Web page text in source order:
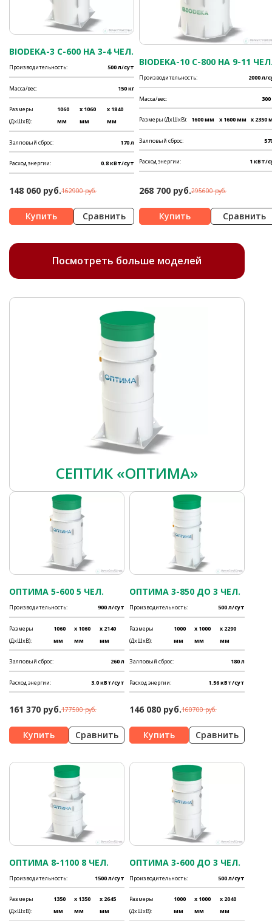
BIODEKA-3 C-600 НА 3-4 ЧЕЛ.
Производительность: 500 л/сут
Масса/вес: 150 кг
Размеры
(ДхШхВ):
1060
мм
x 1060
мм
x 1840
мм
Залповый сброс: 170 л
Расход энергии: 0.8 кВт/сут
148 060 руб.162900 руб.
Сравнить
BIODEKA-10 C-800 НА 9-11
Производительность: 2000 л/
Масса/вес: 300
Размеры (ДхШхВ): 1600 мм x 1600 мм x 2350
Залповый сброс:
Расход энергии: 1 кВт/
268 700 руб.295600 руб.
Сравнить
Посмотреть больше моделей
СЕПТИК «ОПТИМА»
ОПТИМА 5-600 5 ЧЕЛ.
Производительность: 900 л/сут
Размеры
(ДхШхВ):
1060
мм
x 1060
мм
x 2140
мм
Залповый сброс: 260 л
Расход энергии: 3.0 кВт/сут
161 370 руб.177500 руб.
Сравнить
ОПТИМА 3-850 ДО 3 ЧЕЛ.
Производительность: 500 л/сут
Размеры
(ДхШхВ):
1000
мм
x 1000
мм
x 2290
мм
Залповый сброс: 180 л
Расход энергии: 1.56 кВт/сут
146 080 руб.160700 руб.
Сравнить
ОПТИМА 8-1100 8 ЧЕЛ.
Производительность: 1500 л/сут
Размеры
(ДхШхВ):
1350
мм
x 1350
мм
x 2645
мм
ОПТИМА 3-600 ДО 3 ЧЕЛ.
Производительность: 500 л/сут
Размеры
(ДхШхВ):
1000
мм
x 1000
мм
x 2040
мм